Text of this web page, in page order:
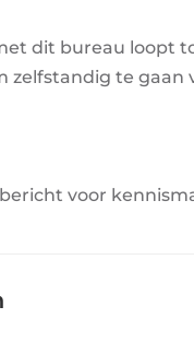
dit bureau loopt
zelfstandig te gaan
voor